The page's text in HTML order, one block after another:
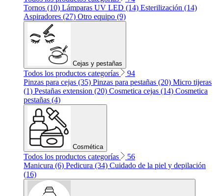
Tornos (10) Lámparas UV LED (14) Esterilización (14)
Aspiradores (27) Otro equipo (9)
Cejas y pestañas
Todos los productos categorías
94
Pinzas para cejas (35) Pinzas para pestañas (20) Micro tijeras
(1) Pestañas extension (20) Cosmetica cejas (14) Cosmetica
pestañas (4)
Cosmética
Todos los productos categorías
56
Manicura (6) Pedicura (34) Cuidado de la piel y depilación
(16)